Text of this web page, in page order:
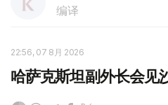
编译
22:56, 07 8月 2026
哈萨克斯坦副外长会见